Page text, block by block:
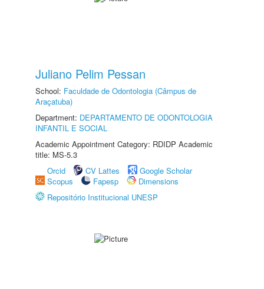
Juliano Pelim Pessan
School: Faculdade de Odontologia (Câmpus de
Araçatuba)
Department: DEPARTAMENTO DE ODONTOLOGIA
INFANTIL E SOCIAL
Academic Appointment Category: RDIDP Academic
title: MS-5.3
Orcid
CV Lattes
Google Scholar
Scopus
Fapesp
Dimensions
Repositório Institucional UNESP